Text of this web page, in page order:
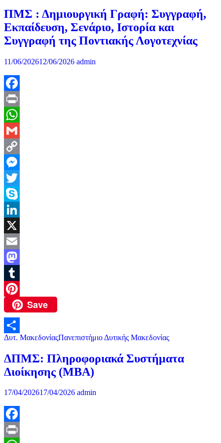
ΠΜΣ : Δημιουργική Γραφή: Συγγραφή,
Εκπαίδευση, Σενάριο, Ιστορία και
Συγγραφή της Ποντιακής Λογοτεχνίας
11/06/202612/06/2026 admin
Facebook
Print
WhatsApp
Gmail
Copy
Link
Messenger
Twitter
Skype
LinkedIn
X
Email
Mastodon
Tumblr
PinterestSave
Μοιραστείτε
Δυτ. ΜακεδονίαςΠανεπιστήμιο Δυτικής Μακεδονίας
ΔΠΜΣ: Πληροφοριακά Συστήματα
Διοίκησης (ΜΒΑ)
17/04/202617/04/2026 admin
Facebook